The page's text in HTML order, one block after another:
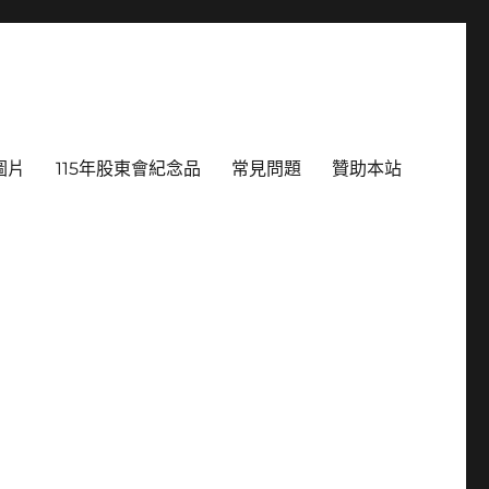
片 115年股東會紀念品 常見問題 贊助本站